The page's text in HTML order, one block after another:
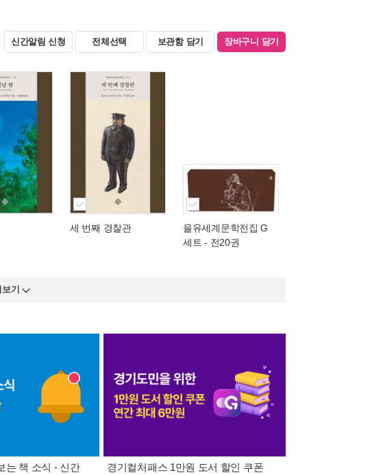
신간알림 신청 전체선택 보관함 담기 장바구니 담기
세 번째 경찰관
을유세계문학전집 G
세트 - 전20권
기
는 책 소식 - 신간
경기컬처패스 1만원 도서 할인 쿠폰